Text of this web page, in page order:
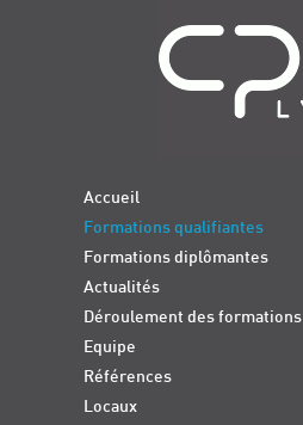
Accueil
Formations qualifiantes
Formations diplômantes
Actualités
Déroulement des formations
Equipe
Références
Locaux